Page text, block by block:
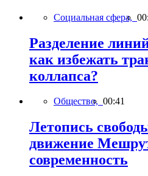
Социальная сфера,
Разделение
как избежать
коллапса?
Общество, 00:41
Летопись
движение
современность